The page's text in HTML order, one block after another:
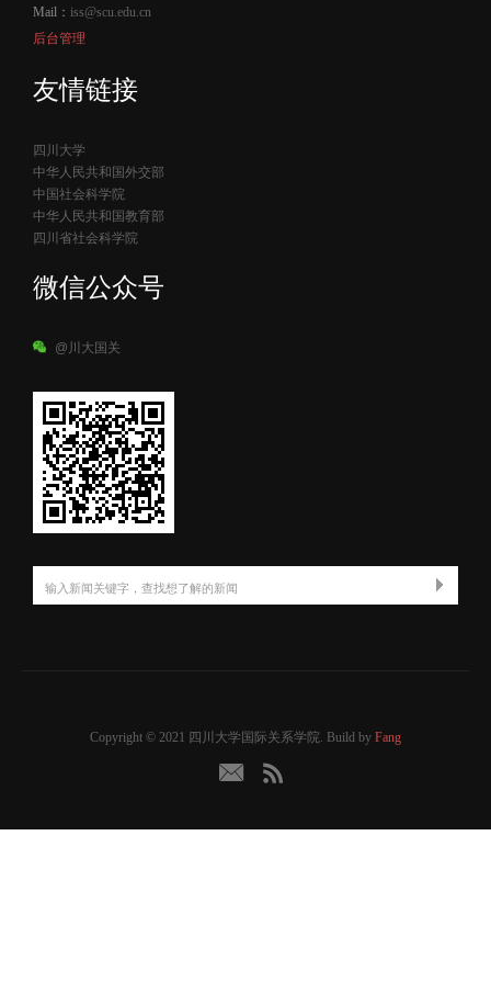
Mail： iss@scu.edu.cn
后台管理
友情链接
四川大学
中华人民共和国外交部
中国社会科学院
中华人民共和国教育部
四川省社会科学院
微信公众号
@川大国关
Copyright © 2021 四川大学国际关系学院. Build by Fang